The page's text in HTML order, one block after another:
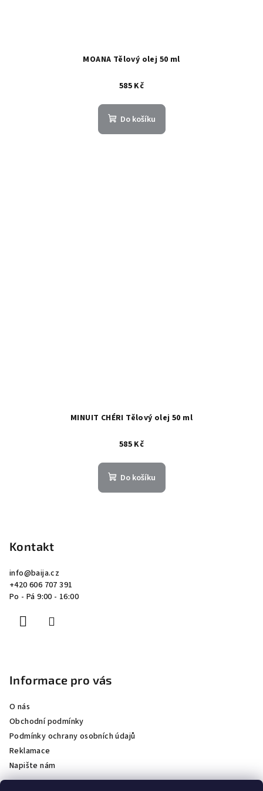
MOANA Tělový olej 50 ml
585 Kč
Do košíku
MINUIT CHÉRI Tělový olej 50 ml
585 Kč
Do košíku
Kontakt
info@baija.cz
+420 606 707 391
Po - Pá 9:00 - 16:00
Informace pro vás
O nás
Obchodní podmínky
Podmínky ochrany osobních údajů
Reklamace
Napište nám